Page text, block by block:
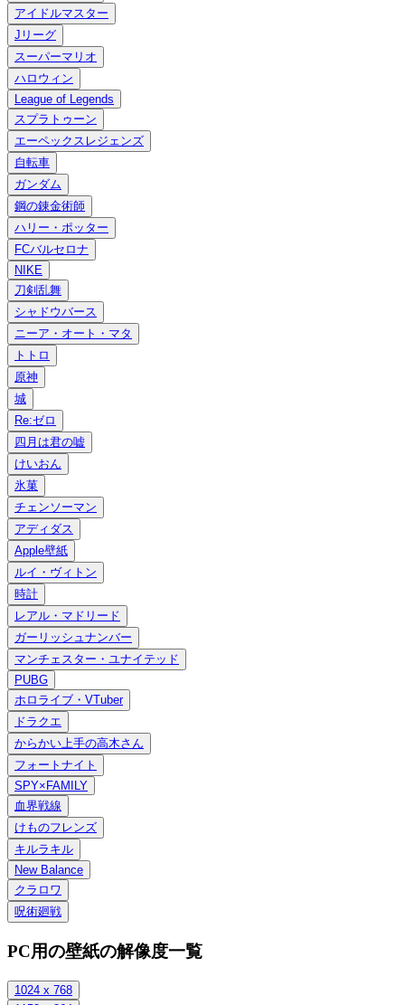
アイドルマスター
Jリーグ
スーパーマリオ
ハロウィン
League of Legends
スプラトゥーン
エーペックスレジェンズ
自転車
ガンダム
鋼の錬金術師
ハリー・ポッター
FCバルセロナ
NIKE
刀剣乱舞
シャドウバース
ニーア・オート・マタ
トトロ
原神
城
Re:ゼロ
四月は君の嘘
けいおん
氷菓
チェンソーマン
アディダス
Apple壁紙
ルイ・ヴィトン
時計
レアル・マドリード
ガーリッシュナンバー
マンチェスター・ユナイテッド
PUBG
ホロライブ・VTuber
ドラクエ
からかい上手の高木さん
フォートナイト
SPY×FAMILY
血界戦線
けものフレンズ
キルラキル
New Balance
クラロワ
呪術廻戦
PC用の壁紙の解像度一覧
1024 x 768